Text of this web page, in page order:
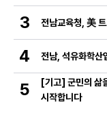
3 전남교육청, 美
4 전남, 석유화학산
5
[기고] 군민의 삶
시작합니다